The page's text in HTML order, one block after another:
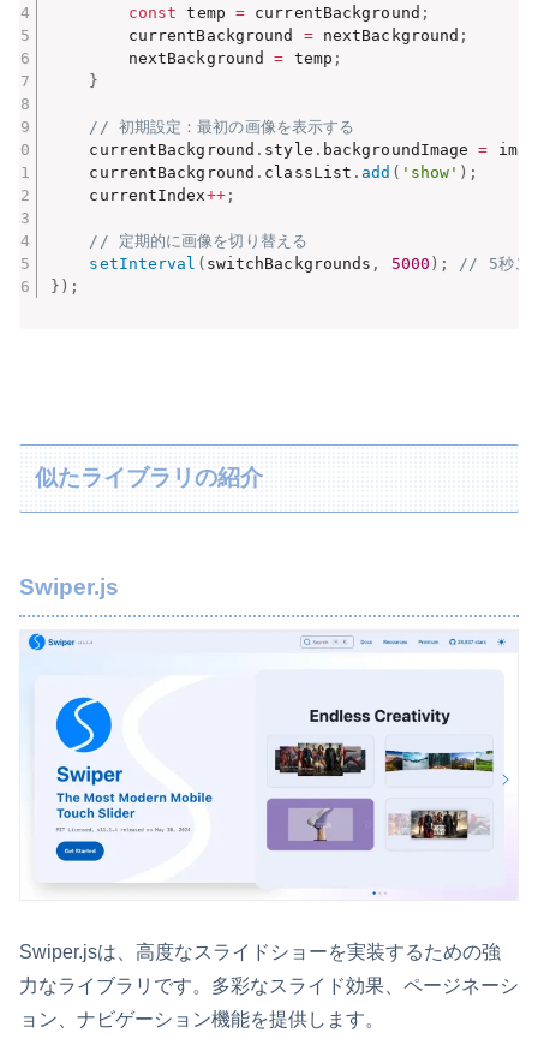
const temp = currentBackground ;
        currentBackground
= nextBackground ;
        nextBackground
= temp ;
}
// 初期設定：最初の画像を表示する
    currentBackground
. style . backgroundImage =
    currentBackground
. classList . add ( 'show' ) ;
    currentIndex
++;
// 定期的に画像を切り替える
setInterval ( switchBackgrounds , 5000 ) ;
// 5秒ご
} ) ;
似たライブラリの紹介
Swiper.js
Swiper.jsは、高度なスライドショーを実装するための強
力なライブラリです。多彩なスライド効果、ページネーシ
ョン、ナビゲーション機能を提供します。